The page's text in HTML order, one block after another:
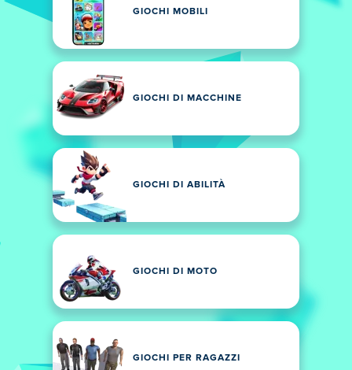
GIOCHI MOBILI
GIOCHI DI MACCHINE
GIOCHI DI ABILITÀ
GIOCHI DI MOTO
GIOCHI PER RAGAZZI